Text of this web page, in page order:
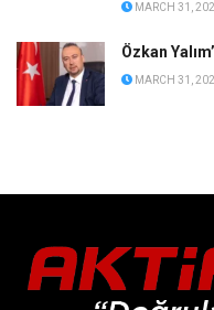
MARCH 31,
Özkan
MARCH 31,